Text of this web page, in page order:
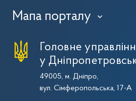
Мапа порталу ›
Головне
у
49005, м. Дніпро,
вул. Сімферопольська, 17-А